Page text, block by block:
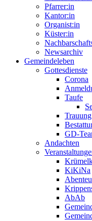
Pfarrer:in
Kantor:in
Organist:in
Küster:in
Newsarchiv
Gemeindeleben
Gottesdienste
Corona
Taufe
Trauung
GD-
Andachten
KiKiNa
AbAb